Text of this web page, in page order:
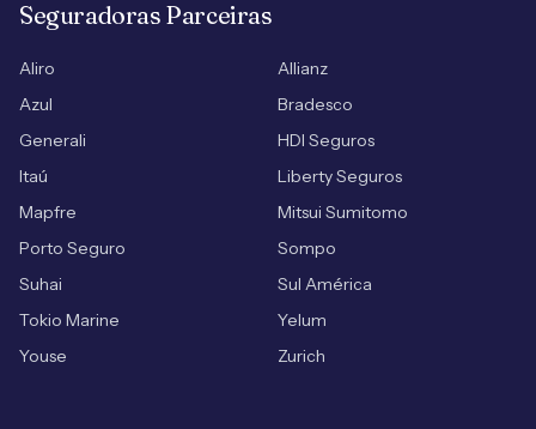
Seguradoras Parceiras
Aliro
Allianz
Azul
Bradesco
Generali
HDI Seguros
Itaú
Liberty Seguros
Mapfre
Mitsui Sumitomo
Porto Seguro
Sompo
Suhai
Sul América
Tokio Marine
Yelum
Youse
Zurich